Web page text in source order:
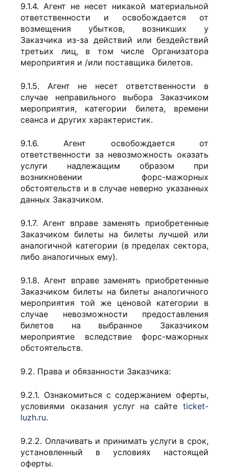
9.1.4. Агент не несет никакой материальной
ответственности и освобождается от
возмещения убытков, возникших у
Заказчика из-за действий или бездействий
третьих лиц, в том числе Организатора
мероприятия и /или поставщика билетов.
9.1.5. Агент не несет ответственности в
случае неправильного выбора Заказчиком
мероприятия, категории билета, времени
сеанса и других характеристик.
9.1.6. Агент освобождается от
ответственности за невозможность оказать
услуги надлежащим образом при
возникновении форс-мажорных
обстоятельств и в случае неверно указанных
данных Заказчиком.
9.1.7. Агент вправе заменять приобретенные
Заказчиком билеты на билеты лучшей или
аналогичной категории (в пределах сектора,
либо аналогичных ему).
9.1.8. Агент вправе заменять приобретенные
Заказчиком билеты на билеты аналогичного
мероприятия той же ценовой категории в
случае невозможности предоставления
билетов на выбранное Заказчиком
мероприятие вследствие форс-мажорных
обстоятельств.
9.2. Права и обязанности Заказчика:
9.2.1. Ознакомиться с содержанием оферты,
условиями оказания услуг на сайте ticket-
luzh.ru.
9.2.2. Оплачивать и принимать услуги в срок,
установленный в условиях настоящей
оферты.